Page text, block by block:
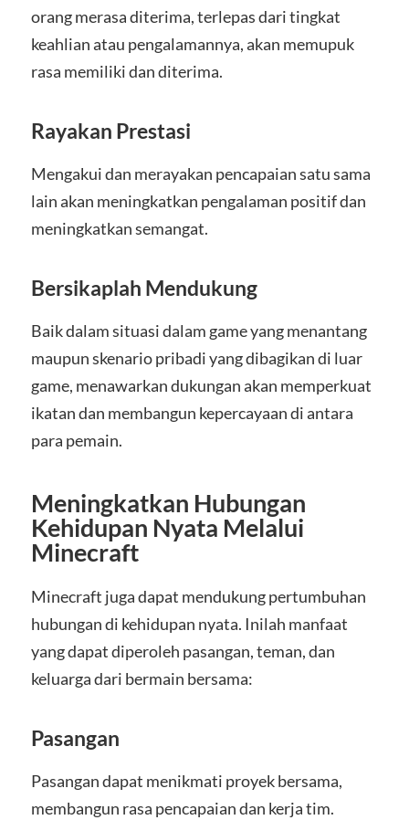
orang merasa diterima, terlepas dari tingkat
keahlian atau pengalamannya, akan memupuk
rasa memiliki dan diterima.
Rayakan Prestasi
Mengakui dan merayakan pencapaian satu sama
lain akan meningkatkan pengalaman positif dan
meningkatkan semangat.
Bersikaplah Mendukung
Baik dalam situasi dalam game yang menantang
maupun skenario pribadi yang dibagikan di luar
game, menawarkan dukungan akan memperkuat
ikatan dan membangun kepercayaan di antara
para pemain.
Meningkatkan Hubungan
Kehidupan Nyata Melalui
Minecraft
Minecraft juga dapat mendukung pertumbuhan
hubungan di kehidupan nyata. Inilah manfaat
yang dapat diperoleh pasangan, teman, dan
keluarga dari bermain bersama:
Pasangan
Pasangan dapat menikmati proyek bersama,
membangun rasa pencapaian dan kerja tim.